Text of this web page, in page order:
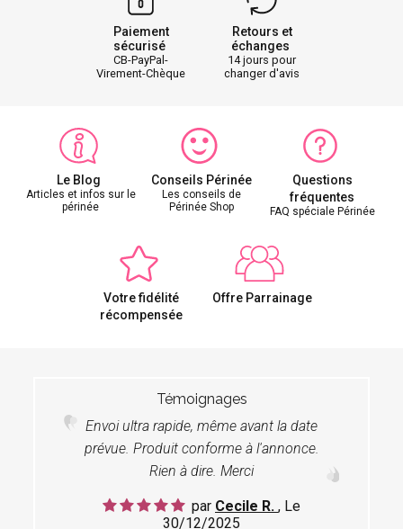
Paiement
sécurisé
CB-PayPal-
Virement-Chèque
Retours et
échanges
14 jours pour
changer d'avis
Le Blog
Articles et infos sur le
périnée
Conseils Périnée
Les conseils de
Périnée Shop
Questions
fréquentes
FAQ spéciale Périnée
Votre fidélité
récompensée
Offre Parrainage
Témoignages
Envoi ultra rapide, même avant la date
prévue. Produit conforme à l'annonce.
Rien à dire. Merci
par Cecile R. , Le
30/12/2025